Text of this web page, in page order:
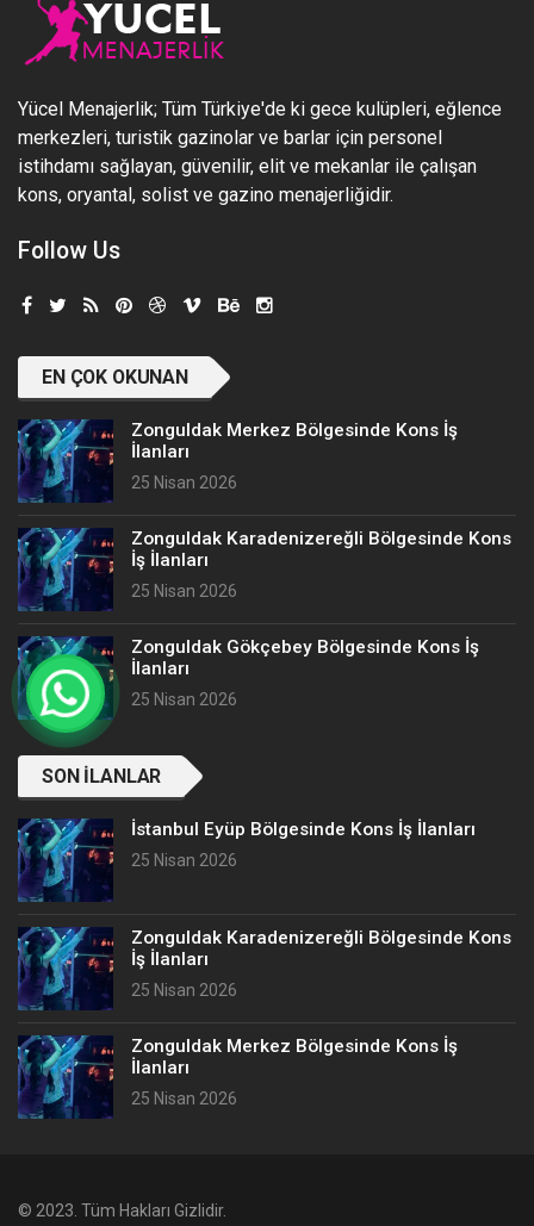
Yücel Menajerlik; Tüm Türkiye'de ki gece kulüpleri, eğlence
merkezleri, turistik gazinolar ve barlar için personel
istihdamı sağlayan, güvenilir, elit ve mekanlar ile çalışan
kons, oryantal, solist ve gazino menajerliğidir.
Follow Us
EN ÇOK OKUNAN
Zonguldak Merkez Bölgesinde Kons İş
İlanları
25 Nisan 2026
Zonguldak Karadenizereğli Bölgesinde Kons
İş İlanları
25 Nisan 2026
Zonguldak Gökçebey Bölgesinde Kons İş
İlanları
25 Nisan 2026
SON İLANLAR
İstanbul Eyüp Bölgesinde Kons İş İlanları
25 Nisan 2026
Zonguldak Karadenizereğli Bölgesinde Kons
İş İlanları
25 Nisan 2026
Zonguldak Merkez Bölgesinde Kons İş
İlanları
25 Nisan 2026
© 2023. Tüm Hakları Gizlidir.